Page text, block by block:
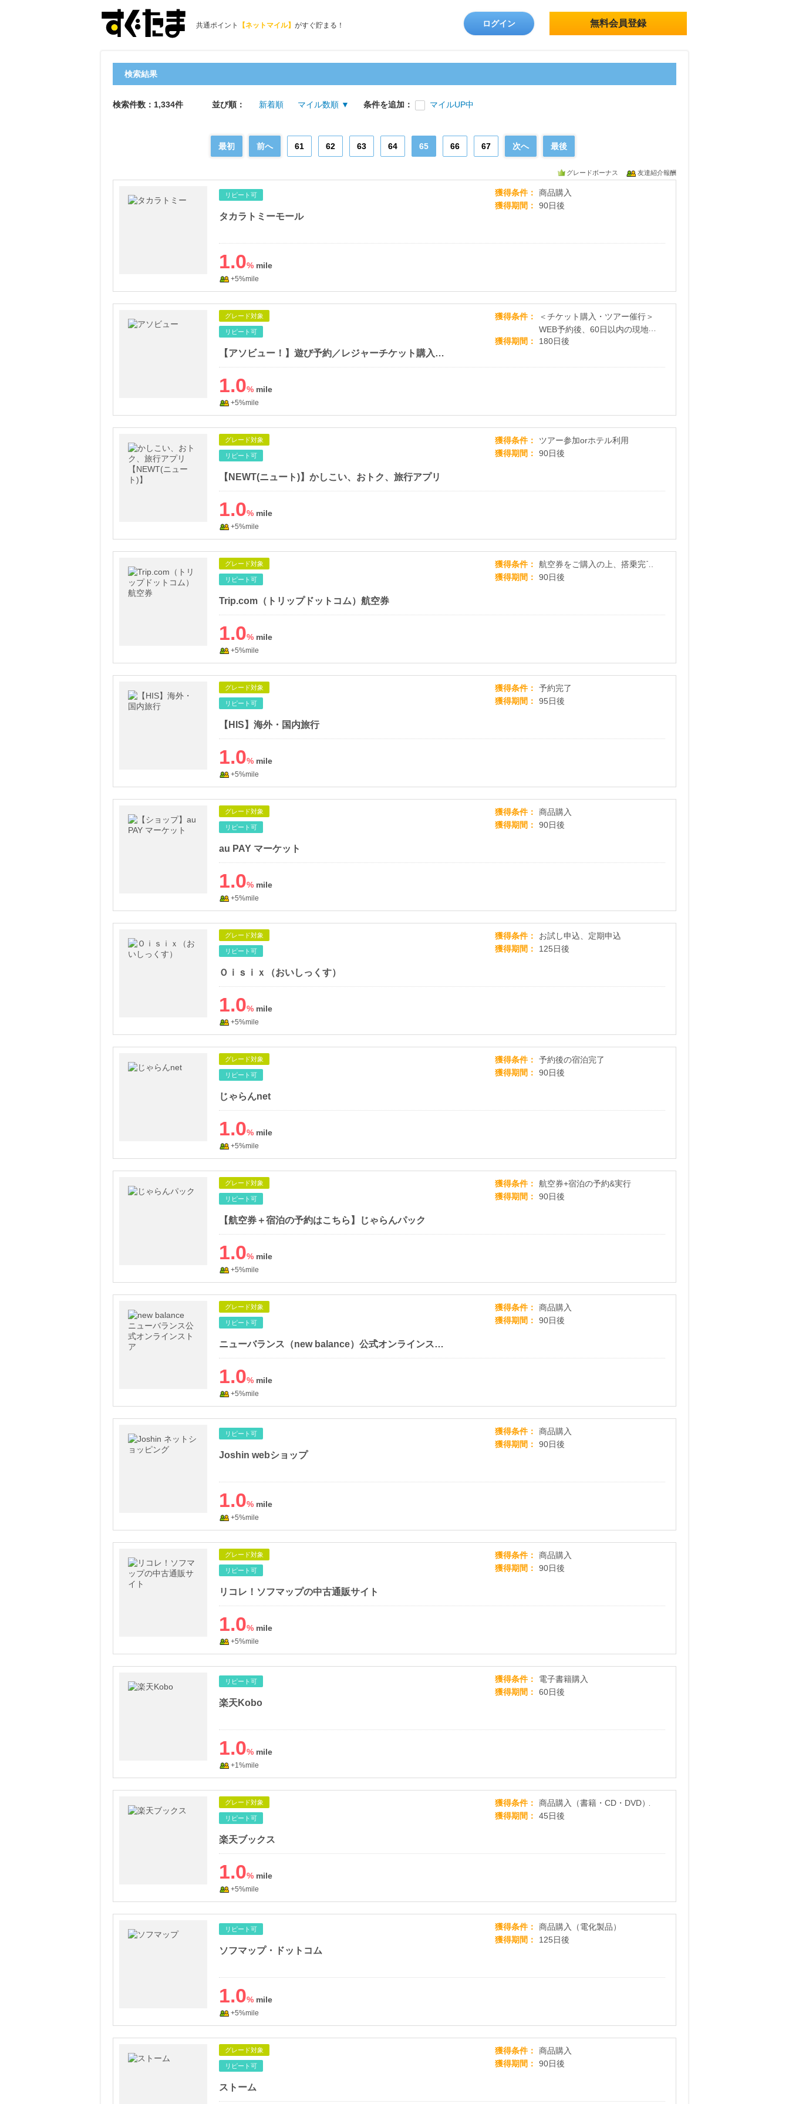
共通ポイント 【ネットマイル】 がすぐ貯まる！ ログイン 無料会員登録
検索結果
検索件数：1,334件 並び順： 新着順 マイル数順 ▼ 条件を追加： マイルUP中
最初 前へ 61 62 63 64 65 66 67 次へ 最後
グレードボーナス 友達紹介報酬
リピート可
タカラトミーモール
獲得条件
商品購入
獲得期間
90日後
1.0%
+5%mile
グレード対象
リピート可
【アソビュー！】遊び予約／レジャーチケット購入サイト
獲得条件
＜チケット購入・ツアー催行＞
WEB予約後、60日以内の現地
催行
獲得期間 180日後
1.0%
+5%mile
グレード対象
リピート可
【NEWT(ニュート)】かしこい、おトク、旅行アプリ
獲得条件
ツアー参加orホテル利用
獲得期間
90日後
1.0%
+5%mile
グレード対象
リピート可
Trip.com（トリップドットコム）航空券
獲得条件
航空券をご購入の上、搭乗完了
獲得期間
90日後
1.0%
+5%mile
グレード対象
リピート可
【HIS】海外・国内旅行
獲得条件
予約完了
獲得期間
95日後
1.0%
+5%mile
グレード対象
リピート可
au PAY マーケット
獲得条件
商品購入
獲得期間
90日後
1.0%
+5%mile
グレード対象
リピート可
Ｏｉｓｉｘ（おいしっくす）
獲得条件
お試し申込、定期申込
獲得期間
125日後
1.0%
+5%mile
グレード対象
リピート可
じゃらんnet
獲得条件
予約後の宿泊完了
獲得期間
90日後
1.0%
+5%mile
グレード対象
リピート可
【航空券＋宿泊の予約はこちら】じゃらんパック
獲得条件
航空券+宿泊の予約&実行
獲得期間
90日後
1.0%
+5%mile
グレード対象
リピート可
ニューバランス（new balance）公式オンラインストア
獲得条件
商品購入
獲得期間
90日後
1.0%
+5%mile
リピート可
Joshin webショップ
獲得条件
商品購入
獲得期間
90日後
1.0%
+5%mile
グレード対象
リピート可
リコレ！ソフマップの中古通販サイト
獲得条件
商品購入
獲得期間
90日後
1.0%
+5%mile
リピート可
楽天Kobo
獲得条件
電子書籍購入
獲得期間
60日後
1.0%
+1%mile
グレード対象
リピート可
楽天ブックス
獲得条件
商品購入（書籍・CD・DVD）
獲得期間
45日後
1.0%
+5%mile
リピート可
ソフマップ・ドットコム
獲得条件
商品購入（電化製品）
獲得期間
125日後
1.0%
+5%mile
グレード対象
リピート可
ストーム
獲得条件
商品購入
獲得期間
90日後